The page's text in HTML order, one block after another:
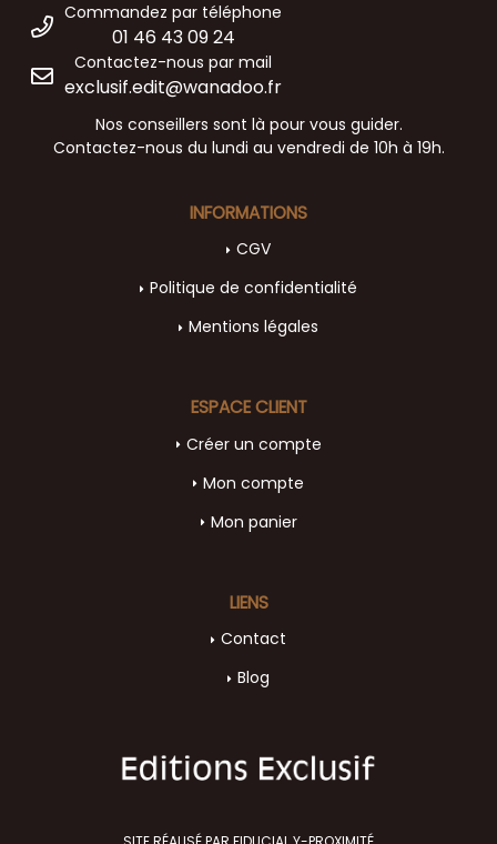
Commandez par téléphone
01 46 43 09 24
Contactez-nous par mail
exclusif.edit@wanadoo.fr
Nos conseillers sont là pour vous guider.
Contactez-nous du lundi au vendredi de 10h à 19h.
INFORMATIONS
CGV
Politique de confidentialité
Mentions légales
LIENS
Contact
Blog
ESPACE CLIENT
Créer un compte
Mon compte
Mon panier